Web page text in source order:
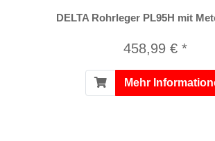
DELTA Rohrleger PL95H mit
458,99 € *
Mehr